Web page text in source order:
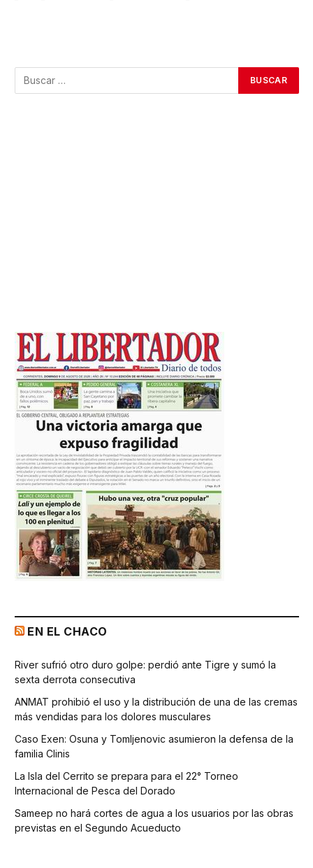
EN EL CHACO
River sufrió otro duro golpe: perdió ante Tigre y sumó la
sexta derrota consecutiva
ANMAT prohibió el uso y la distribución de una de las cremas
más vendidas para los dolores musculares
Caso Exen: Osuna y Tomljenovic asumieron la defensa de la
familia Clinis
La Isla del Cerrito se prepara para el 22° Torneo
Internacional de Pesca del Dorado
Sameep no hará cortes de agua a los usuarios por las obras
previstas en el Segundo Acueducto